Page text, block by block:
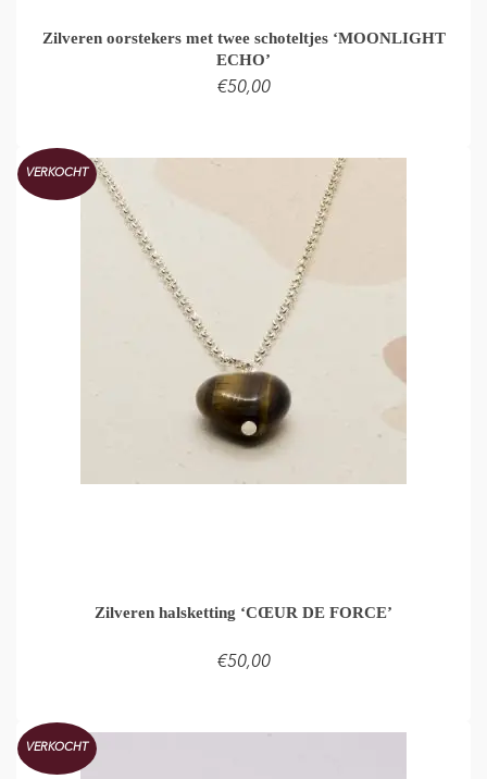
Zilveren oorstekers met twee schoteltjes ‘MOONLIGHT
ECHO’
€50,00
VERKOCHT
Zilveren halsketting ‘CŒUR DE FORCE’
€50,00
VERKOCHT